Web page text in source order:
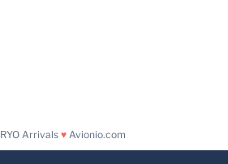
RYO Arrivals ♥ Avionio.com